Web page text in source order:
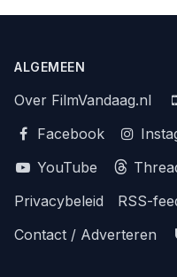
ALGEMEEN
Over FilmVandaag.nl
Facebook
YouTube
Privacybeleid
RSS-
Contact / Adverteren